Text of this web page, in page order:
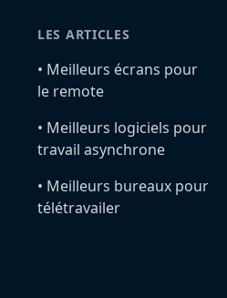
LES ARTICLES
•️ Meilleurs écrans pour
le remote
•️ Meilleurs logiciels pour
travail asynchrone
•️ Meilleurs bureaux pour
télétravailer